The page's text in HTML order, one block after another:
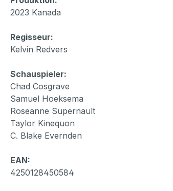
2023 Kanada
Regisseur:
Kelvin Redvers
Schauspieler:
Chad Cosgrave
Samuel Hoeksema
Roseanne Supernault
Taylor Kinequon
C. Blake Evernden
EAN:
4250128450584